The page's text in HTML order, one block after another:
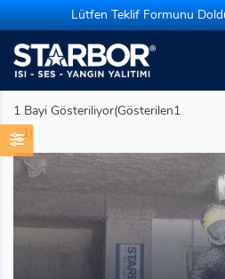
Lütfen Teklif Formunu
1 Bayi Gösteriliyor(Gösterilen1
- 1)